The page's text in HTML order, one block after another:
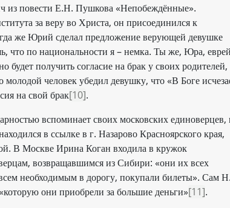
из повести Е.Н. Пушкова «Непобеждённые».
за веру во Христа, он присоединился к
же Юрий сделал предложение верующей девушке
что по национальности я – немка. Ты же, Юра,
получить согласие на брак у своих родителей,
человек убедил девушку, что «В Боге
на свой брак[10].
вспоминает своих московских единоверцев,
в ссылке в г. Назарово Красноярского края,
В Москве Ирина Коган входила в кружок
возвращавшимся из Сибири: «они их всех
необходимым в дорогу, покупали билеты». Сам
они приобрели за большие деньги»[11].